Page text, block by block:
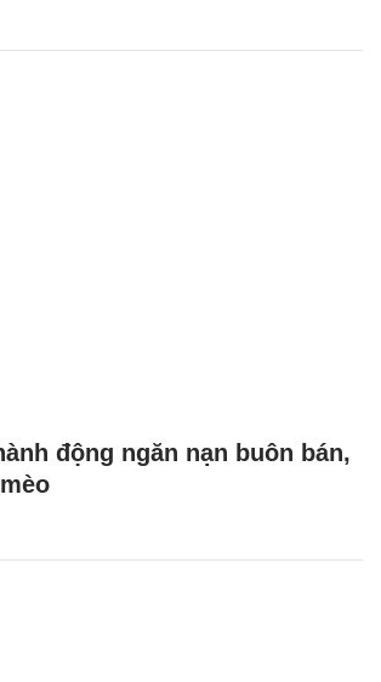
động ngăn nạn buôn bán,